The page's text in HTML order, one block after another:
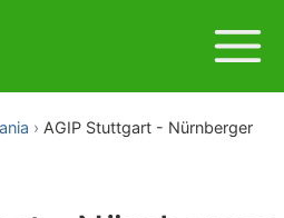
AGIP Stuttgart - Nürnberger